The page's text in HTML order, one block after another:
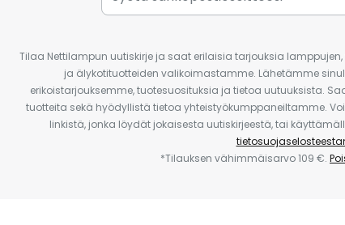
Tilaa Nettilampun uutiskirje ja saat erilaisia tarjouksia
ja älykotituotteiden valikoimastamme. Lähetämme
erikoistarjouksemme, tuotesuosituksia ja tietoa uutuuksista.
tuotteita sekä hyödyllistä tietoa yhteistyökumppaneiltamme.
linkistä, jonka löydät jokaisesta uutiskirjeestä, tai
*Tilauksen vähimmäisarvo 109 €.